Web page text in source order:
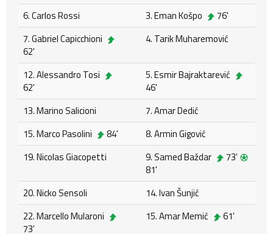
6. Carlos Rossi
3. Eman Košpo
76'
7. Gabriel Capicchioni
62'
4. Tarik Muharemović
12. Alessandro Tosi
62'
5. Esmir Bajraktarević
46'
13. Marino Salicioni
7. Amar Dedić
15. Marco Pasolini
84'
8. Armin Gigović
19. Nicolas Giacopetti
9. Samed Baždar
73'
81'
20. Nicko Sensoli
14. Ivan Šunjić
22. Marcello Mularoni
73'
15. Amar Memić 61'